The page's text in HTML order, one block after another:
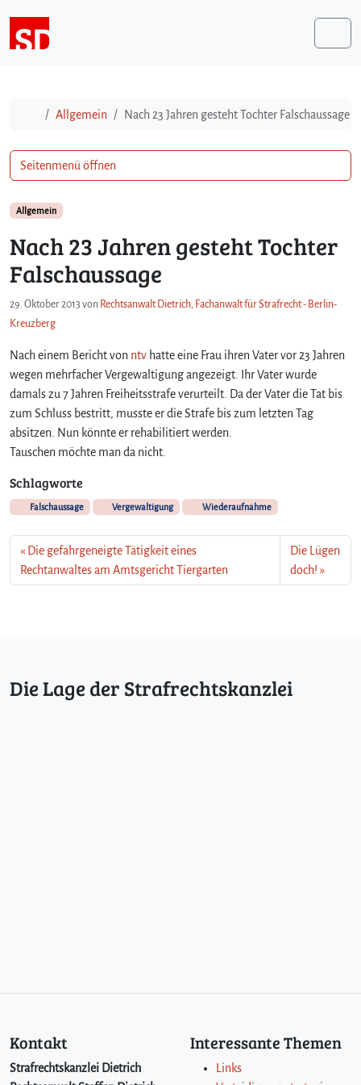
StartAllgemein Nach 23 Jahren gesteht Tochter Falschaussage
Allgemein
Nach 23 Jahren gesteht Tochter
Falschaussage
29. Oktober 2013 von Rechtsanwalt Dietrich, Fachanwalt für Strafrecht - Berlin-
Kreuzberg
Nach einem Bericht von ntv hatte eine Frau ihren Vater vor 23 Jahren
wegen mehrfacher Vergewaltigung angezeigt. Ihr Vater wurde
damals zu 7 Jahren Freiheitsstrafe verurteilt. Da der Vater die Tat bis
zum Schluss bestritt, musste er die Strafe bis zum letzten Tag
absitzen. Nun könnte er rehabilitiert werden.
Tauschen möchte man da nicht.
Schlagworte
Falschaussage Vergewaltigung Wiederaufnahme
Die gefahrgeneigte Tätigkeit eines
Rechtanwaltes am Amtsgericht Tiergarten
Die Lügen
doch!
Seitenmenü öffnen
Die Lage der Strafrechtskanzlei
Kontakt
Strafrechtskanzlei Dietrich
Interessante Themen
Links